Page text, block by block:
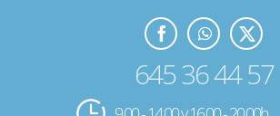
645 36 44 57